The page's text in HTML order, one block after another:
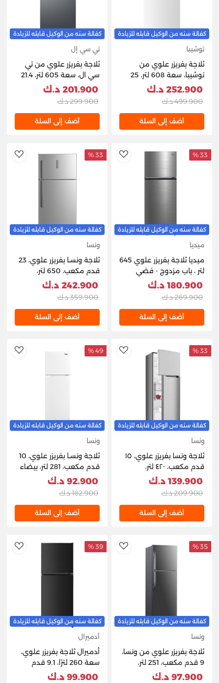
كفالة سنه من الوكيل قابله للزيادة
توشيبا
ثلاجة بفريزر علوي من
توشيبا، سعة 608 لتر، 25
قدم مكعب، GR-
252.900 د.ك
499.900 د.ك
أضف إلى السلة
كفالة سنه من الوكيل قابله للزيادة
تي سي إل
ثلاجة بفريزر علوي من تي
سي ال، سعة 605 لتر، 21.4
201.900 د.ك
299.900 د.ك
أضف إلى السلة
AddToWishlist
33 %
كفالة سنه من الوكيل قابله للزيادة
ميديا
ميديا ثلاجة ​​بفريزر علوي 645
لتر ، باب مزدوج - فضي
180.900 د.ك
269.900 د.ك
أضف إلى السلة
33 %
كفالة سنه من الوكيل قابله للزيادة
ونسا
ثلاجة ونسـا بفريزر علوي، 23
قدم مكعب، 650 لتر،
ستانلس ستيل
242.900 د.ك
359.900 د.ك
أضف إلى السلة
AddToWishlist
33 %
كفالة سنه من الوكيل قابله للزيادة
ونسا
ثلاجة ونسا بفريزر علوي، ١٥
قدم مكعب، ٤٢٠ لتر،
139.900 د.ك
209.900 د.ك
أضف إلى السلة
49 %
كفالة سنه من الوكيل قابله للزيادة
ونسا
ثلاجة ونسـا بفريزر علوي، 10
قدم مكعب، 281 لتر، بيضاء
92.900 د.ك
182.900 د.ك
أضف إلى السلة
AddToWishlist
35 %
كفالة سنه من الوكيل قابله للزيادة
ونسا
ثلاجة بفريزر علوي من ونسا،
9 قدم مكعب، 251 لتر،
97.900 د.ك
39 %
كفالة سنه من الوكيل قابله للزيادة
أدميرال
أدميرال ثلاجة بفريزر علوي،
سعة 260 لترًا، 9.1 قدم
مكعب - رمادي
99.900 د.ك